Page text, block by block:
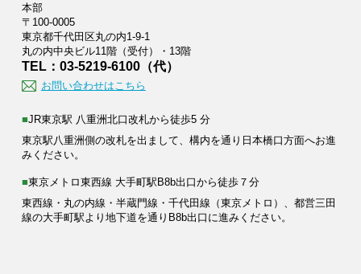
本部
〒100-0005
東京都千代田区丸の内1-9-1
丸の内中央ビル11階（受付）・13階
TEL：03-5219-6100（代）
お問い合わせはこちら
■JR東京駅 八重洲北口改札から徒歩5 分
東京駅八重洲側の改札を出まして、構内を通り日本橋口方面へお進
みください。
■東京メトロ東西線 大手町駅B8b出口から徒歩７分
東西線・丸の内線・半蔵門線・千代田線（東京メトロ）、都営三田
線の大手町駅より地下道を通りB8b出口に進みください。